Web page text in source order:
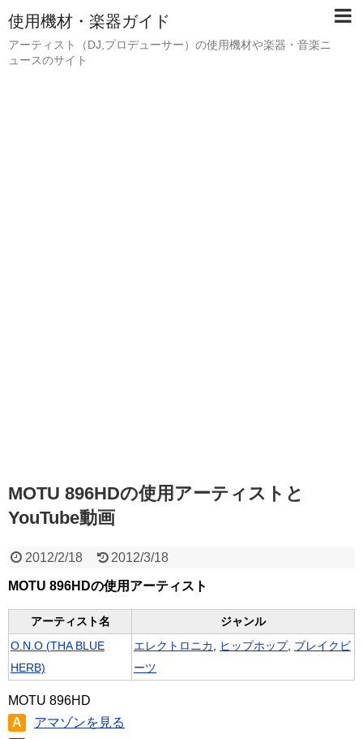
使用機材・楽器ガイド
アーティスト（DJ,プロデューサー）の使用機材や楽器・音楽ニ
ュースのサイト
MOTU 896HDの使用アーティストと
YouTube動画
2012/2/18 2012/3/18
MOTU 896HDの使用アーティスト
アーティスト名
ジャンル
O.N.O (THA BLUE
HERB)
エレクトロニカ , ヒップホップ, ブレイクビ
ーツ
MOTU 896HD
A
アマゾンを見る